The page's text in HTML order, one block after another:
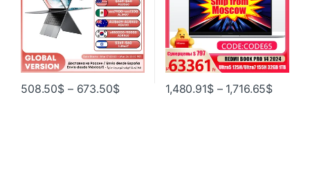
508.50$ – 673.50$ 1,480.91$– 1,716.65$